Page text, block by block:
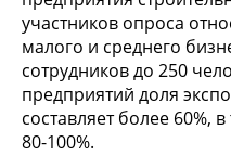
участников опроса
малого и среднего
сотрудников до 250
предприятий доля
составляет более 60%,
80-100%.